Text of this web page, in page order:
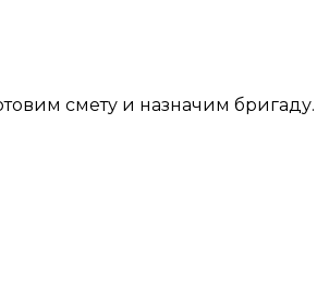
смету и назначим